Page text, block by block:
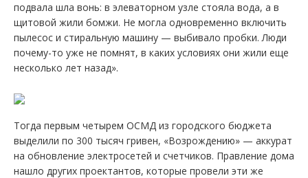
подвала шла вонь: в элеваторном узле стояла вода, а в
щитовой жили бомжи. Не могла одновременно включить
пылесос и стиральную машину — выбивало пробки. Люди
почему-то уже не помнят, в каких условиях они жили еще
несколько лет назад».
Тогда первым четырем ОСМД из городского бюджета
выделили по 300 тысяч гривен, «Возрождению» — аккурат
на обновление электросетей и счетчиков. Правление дома
нашло других проектантов, которые провели эти же